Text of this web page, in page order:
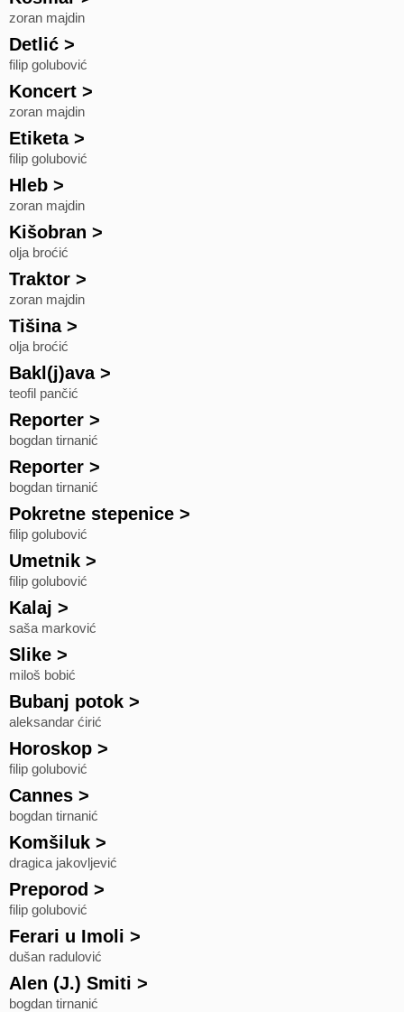
zoran majdin
Detlić >
filip golubović
Koncert >
zoran majdin
Etiketa>
filip golubović
Hleb >
zoran majdin
Kišobran >
olja broćić
Traktor >
zoran majdin
Tišina>
olja broćić
Bakl(j)ava>
teofil pančić
Reporter >
bogdan tirnanić
Reporter >
bogdan tirnanić
Pokretne stepenice >
filip golubović
Umetnik >
filip golubović
Kalaj >
saša marković
Slike >
miloš bobić
Bubanj potok >
aleksandar ćirić
Horoskop >
filip golubović
Cannes >
bogdan tirnanić
Komšiluk >
dragica jakovljević
Preporod >
filip golubović
Ferari u Imoli >
dušan radulović
Alen (J.) Smiti >
bogdan tirnanić